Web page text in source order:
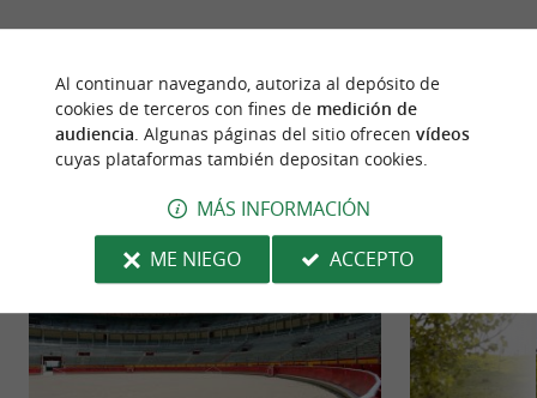
PARA DESCUBRIRALREDEDOR
Descubrir Información
Al continuar navegando, autoriza al depósito de
cookies de terceros con fines de medición de
audiencia . Algunas páginas del sitio ofrecen vídeos
cuyas plataformas también depositan cookies.
MÁS INFORMACIÓN
ME NIEGO
ACCEPTO